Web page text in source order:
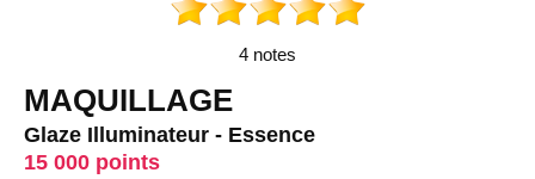
4 notes
MAQUILLAGE
Glaze Illuminateur - Essence
15 000 points